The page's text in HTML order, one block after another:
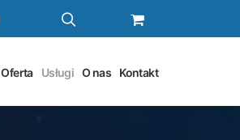
Oferta Usługi O nas Kontakt